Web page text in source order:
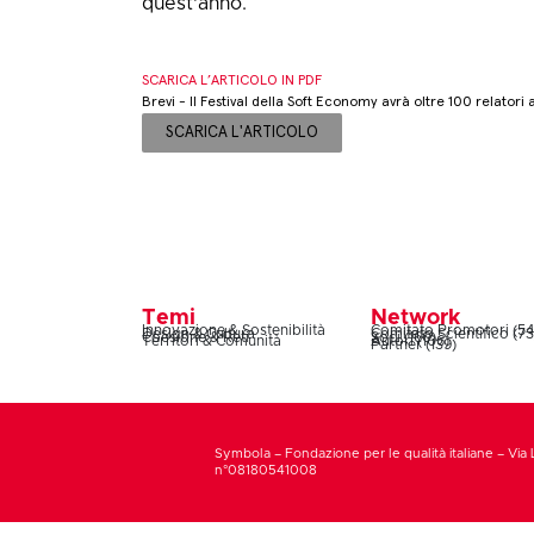
SCARICA L’ARTICOLO IN PDF
Brevi - Il Festival della Soft Economy avrà oltre 100 relatori
SCARICA L'ARTICOLO
Temi
Innovazione & Sostenibilità
Design & Cultura
Coesione & Reti
Territori & Comunità
Network
Comitato Promotori
Comitato Scientifico
Soci (160)
Autori (106)
Partner (139)
Symbola – Fondazione per le qualità italiane – Via
n°08180541008